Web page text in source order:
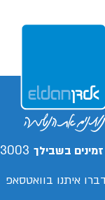
בשבילך 3003*
דברו איתנו בוואטסאפ